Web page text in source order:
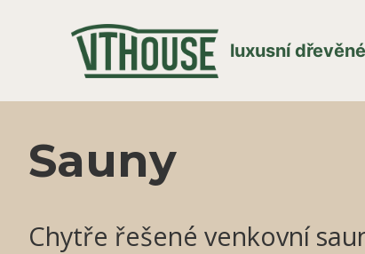
luxusní
Sauny
Chytře řešené venkovní